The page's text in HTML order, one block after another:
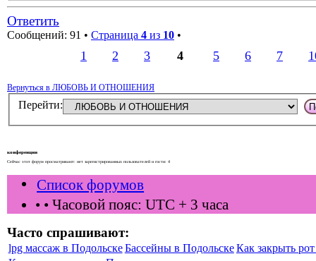
Ответить
Сообщений: 91 • Страница 4 из 10 •
1 2 3 4 5 6 7
Вернуться в ЛЮБОВЬ И ОТНОШЕНИЯ
Перейти:
конференции
Сейчас этот форум просматривают: нет зарегистрированных пользователей и гости: 4
Список форумов
• • Часовой пояс: UTC + 3 часа
Часто спрашивают:
lpg массаж в Подольске Бассейны в ПодольскеКак закрыть